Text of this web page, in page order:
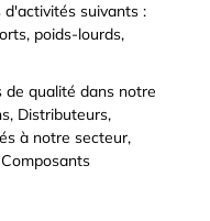
suivants :
poids-lourds,
de qualité dans notre
Distributeurs,
à notre secteur,